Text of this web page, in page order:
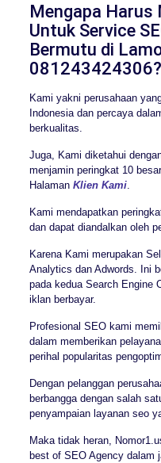
Mengapa Harus
Untuk Service
Bermutu di
081243424306?
Kami yakni perusahaan
Indonesia dan percaya
berkualitas.
Juga, Kami diketahui
menjamin peringkat 10
Halaman Klien Kami.
Kami mendapatkan
dan dapat diandalkan oleh
Karena Kami merupakan
Analytics dan Adwords. Ini
pada kedua Search Engine
iklan berbayar.
Profesional SEO kami
dalam memberikan
perihal popularitas
Dengan pelanggan
berbangga dengan salah
penyampaian layanan seo
Maka tidak heran,
best of SEO Agency dalam